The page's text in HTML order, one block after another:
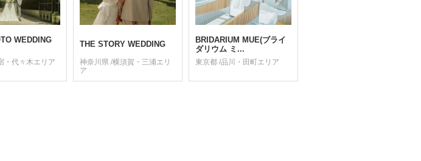
WEDDING
・代々木エリア
THE STORY WEDDING
神奈川県 /横須賀・三浦エリ
ア
BRIDARIUM MUE(ブライ
ダリウム ミ...
東京都 /品川・田町エリア